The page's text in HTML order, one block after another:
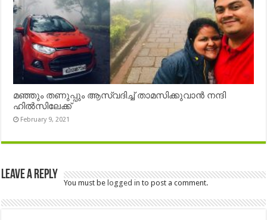
മഞ്ഞും തണുപ്പും ആസ്വദിച്ച് താമസിക്കുവാൻ നന്ദി
ഹിൽസിലേക്ക്
February 9, 2021
Leave a Reply
You must be logged in to post a comment.